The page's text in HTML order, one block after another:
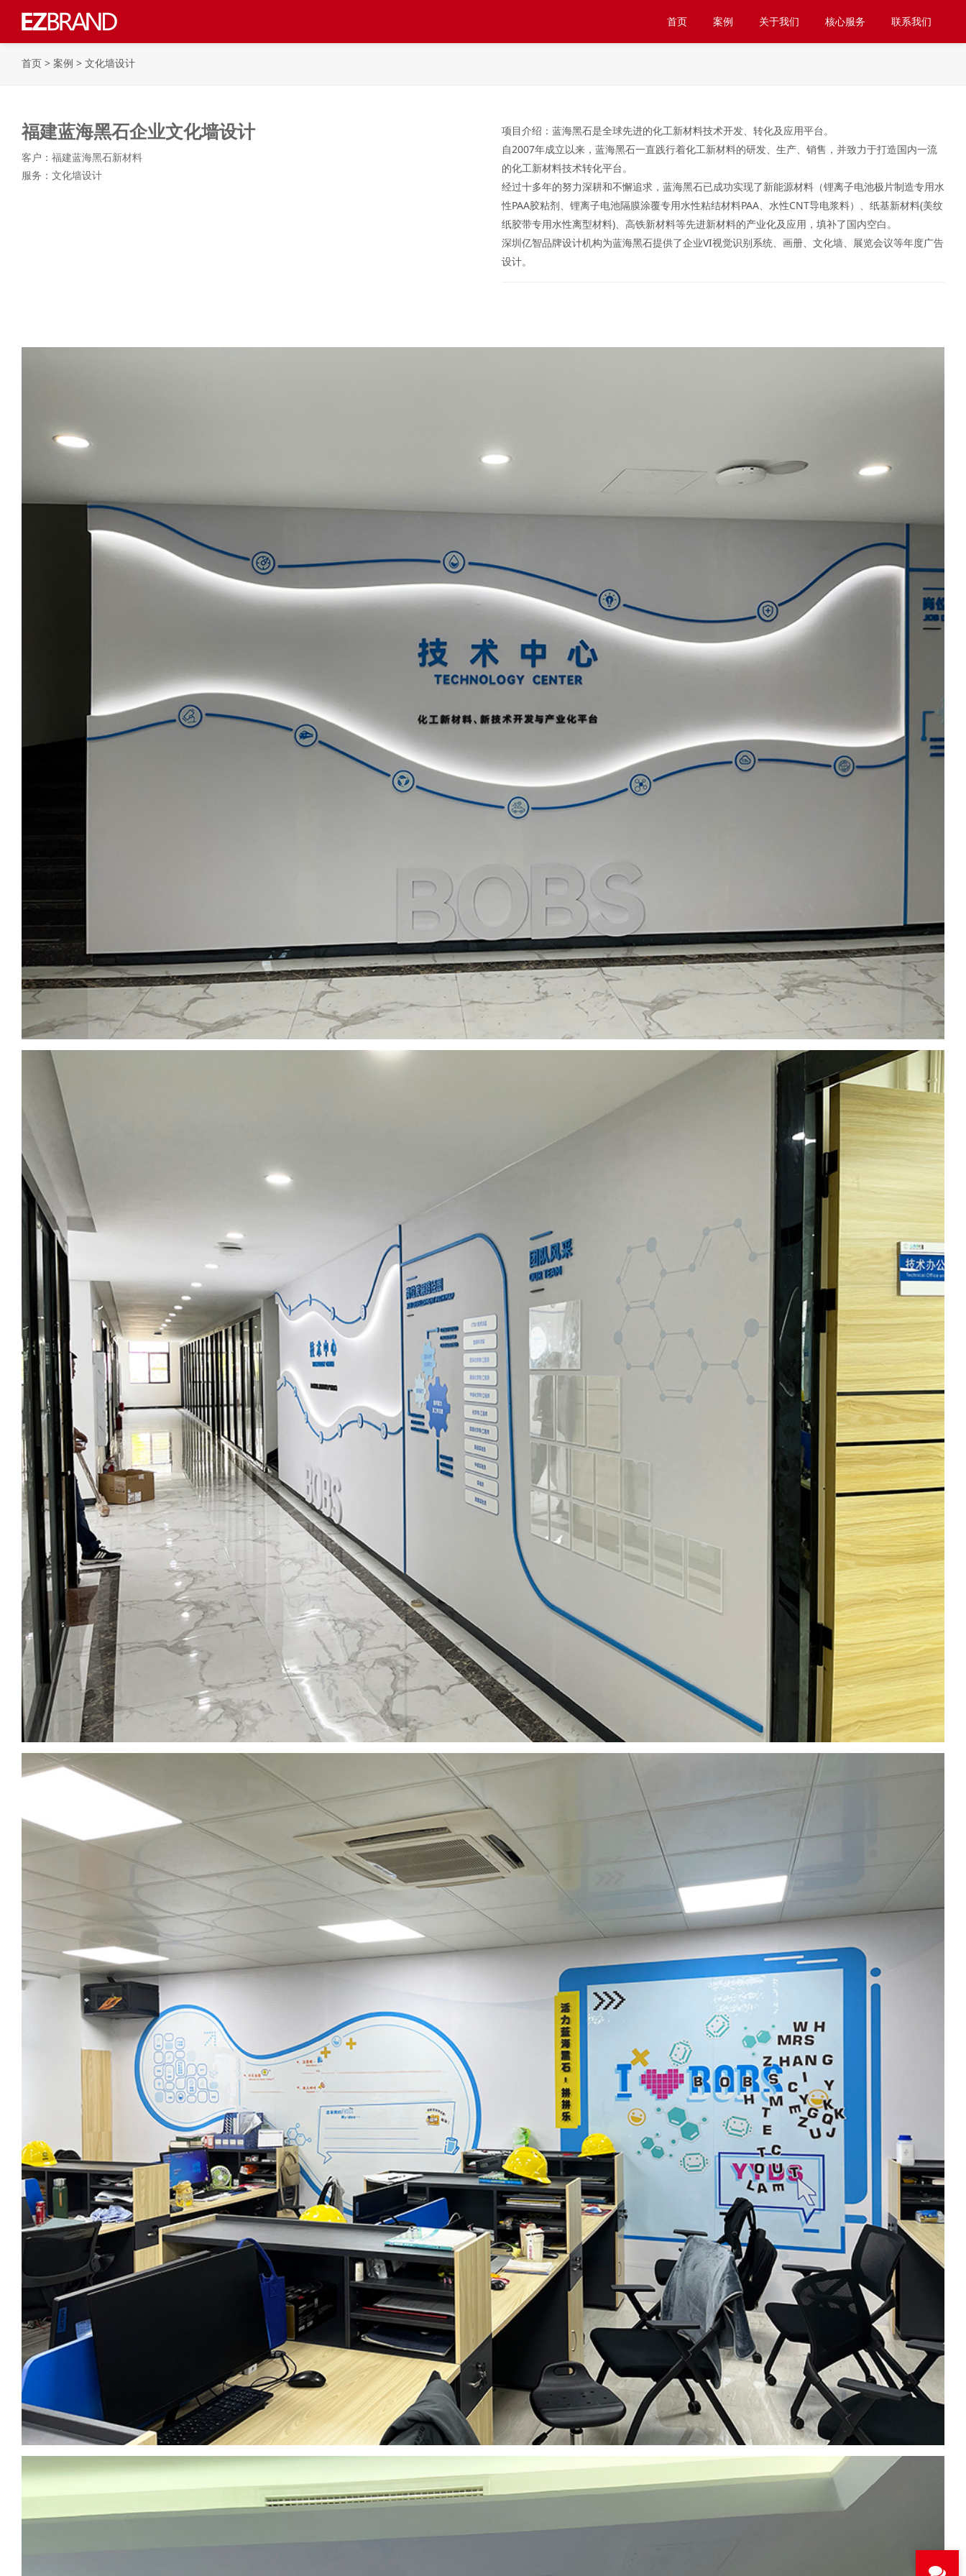
首页 案例 关于我们 核心服务 联系我们
首页 > 案例 > 文化墙设计
福建蓝海黑石企业文化墙设计
客户：福建蓝海黑石新材料
服务：文化墙设计
项目介绍： 蓝海黑石是全球先进的化工新材料技术开发、转化及应用平台。
自2007年成立以来，蓝海黑石一直践行着化工新材料的研发、生产、销售，并致力于打造国内一流
的化工新材料技术转化平台。
经过十多年的努力深耕和不懈追求，蓝海黑石已成功实现了新能源材料（锂离子电池极片制造专用水
性PAA胶粘剂、锂离子电池隔膜涂覆专用水性粘结材料PAA、水性CNT导电浆料）、纸基新材料(美纹
纸胶带专用水性离型材料)、高铁新材料等先进新材料的产业化及应用，填补了国内空白。
深圳亿智品牌设计机构为蓝海黑石提供了企业VI视觉识别系统、画册、文化墙、展览会议等年度广告
设计。